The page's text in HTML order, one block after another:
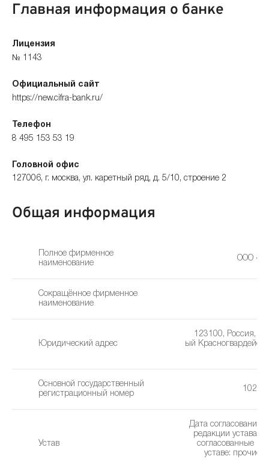
Главная информация о банке
Лицензия
№ 1143
Официальный сайт
https://new.cifra-bank.ru/
Телефон
8 495 153 53 19
Головной офис
127006, г. москва, ул. каретный ряд, д. 5/10, строение 2
Общая информация
Полное фирменное
наименование
ООО
Сокращённое фирменное
наименование
Юридический адрес
123100, Россия, г.
ый
Основной государственный
регистрационный номер
Устав
Дата согласования
редакции устава:
cогласованные
уставe: прочие